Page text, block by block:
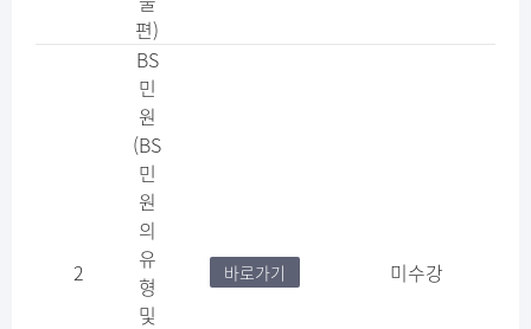
편)
2
BS
민
원​
(BS
민
원
의
유
형
및
바로가기 미수강